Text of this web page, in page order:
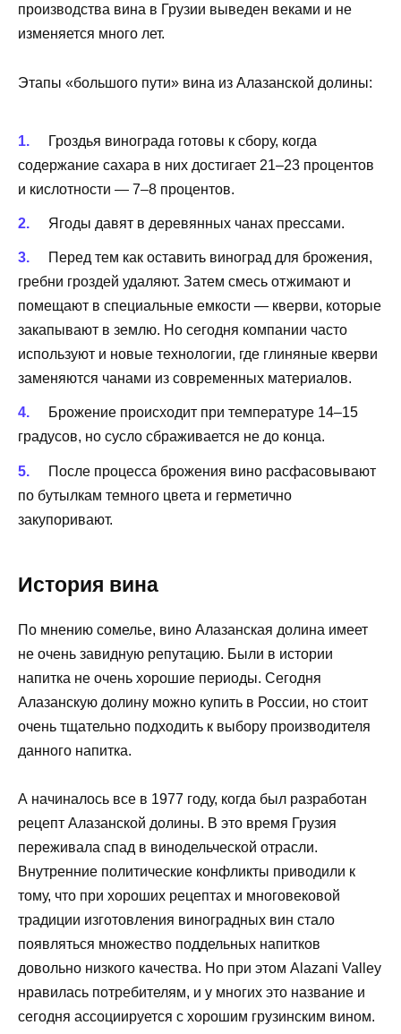
производства вина в Грузии выведен веками и не
изменяется много лет.
Этапы «большого пути» вина из Алазанской долины:
Гроздья винограда готовы к сбору, когда
содержание сахара в них достигает 21–23 процентов
и кислотности — 7–8 процентов.
Ягоды давят в деревянных чанах прессами.
Перед тем как оставить виноград для брожения,
гребни гроздей удаляют. Затем смесь отжимают и
помещают в специальные емкости — кверви, которые
закапывают в землю. Но сегодня компании часто
используют и новые технологии, где глиняные кверви
заменяются чанами из современных материалов.
Брожение происходит при температуре 14–15
градусов, но сусло сбраживается не до конца.
После процесса брожения вино расфасовывают
по бутылкам темного цвета и герметично
закупоривают.
История вина
По мнению сомелье, вино Алазанская долина имеет
не очень завидную репутацию. Были в истории
напитка не очень хорошие периоды. Сегодня
Алазанскую долину можно купить в России, но стоит
очень тщательно подходить к выбору производителя
данного напитка.
А начиналось все в 1977 году, когда был разработан
рецепт Алазанской долины. В это время Грузия
переживала спад в винодельческой отрасли.
Внутренние политические конфликты приводили к
тому, что при хороших рецептах и многовековой
традиции изготовления виноградных вин стало
появляться множество поддельных напитков
довольно низкого качества. Но при этом Alazani Valley
нравилась потребителям, и у многих это название и
сегодня ассоциируется с хорошим грузинским вином.